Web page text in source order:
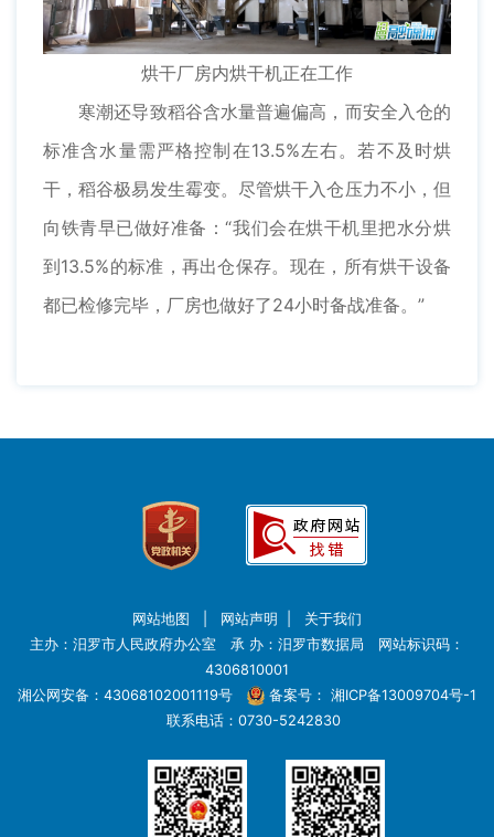
烘干厂房内烘干机正在工作
寒潮还导致稻谷含水量普遍偏高，而安全入仓的
标准含水量需严格控制在13.5%左右。若不及时烘
干，稻谷极易发生霉变。尽管烘干入仓压力不小，但
向铁青早已做好准备：“我们会在烘干机里把水分烘
到13.5%的标准，再出仓保存。现在，所有烘干设备
都已检修完毕，厂房也做好了24小时备战准备。”
网站地图 网站声明
关于我们
主办：汨罗市人民政府办公室 承 办：汨罗市数据局 网站标识码：
4306810001
湘公网安备：43068102001119号
备案号： 湘ICP备13009704号-1
联系电话：0730-5242830